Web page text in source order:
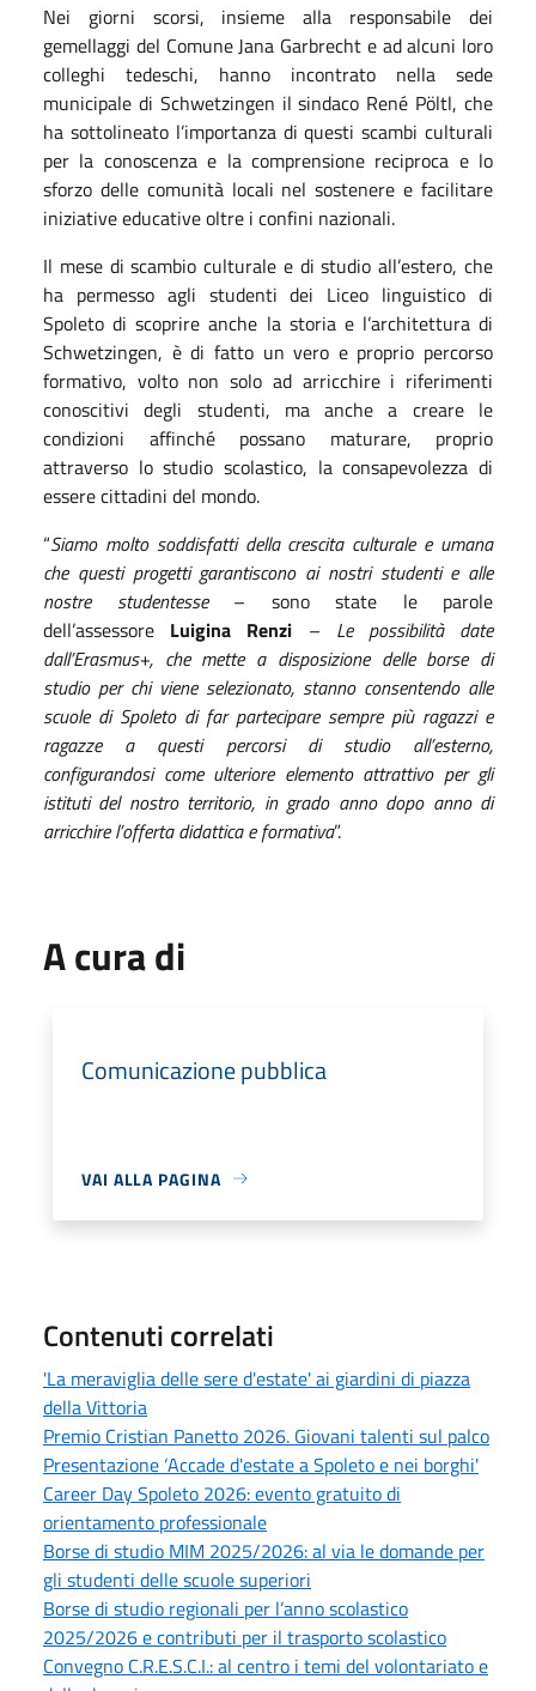
Nei giorni scorsi, insieme alla responsabile dei
gemellaggi del Comune Jana Garbrecht e ad alcuni loro
colleghi tedeschi, hanno incontrato nella sede
municipale di Schwetzingen il sindaco René Pöltl, che
ha sottolineato l’importanza di questi scambi culturali
per la conoscenza e la comprensione reciproca e lo
sforzo delle comunità locali nel sostenere e facilitare
iniziative educative oltre i confini nazionali.
Il mese di scambio culturale e di studio all’estero, che
ha permesso agli studenti dei Liceo linguistico di
Spoleto di scoprire anche la storia e l’architettura di
Schwetzingen, è di fatto un vero e proprio percorso
formativo, volto non solo ad arricchire i riferimenti
conoscitivi degli studenti, ma anche a creare le
condizioni affinché possano maturare, proprio
attraverso lo studio scolastico, la consapevolezza di
essere cittadini del mondo.
“Siamo molto soddisfatti della crescita culturale e umana
che questi progetti garantiscono ai nostri studenti e alle
nostre studentesse– sono state le parole
dell’assessore Luigina Renzi – Le possibilità date
dall’Erasmus+, che mette a disposizione delle borse di
studio per chi viene selezionato, stanno consentendo alle
scuole di Spoleto di far partecipare sempre più ragazzi e
ragazze a questi percorsi di studio all’esterno,
configurandosi come ulteriore elemento attrattivo per gli
istituti del nostro territorio, in grado anno dopo anno di
arricchire l’offerta didattica e formativa”.
A cura di
Comunicazione pubblica
VAI ALLA PAGINA
Contenuti correlati
'La meraviglia delle sere d'estate' ai giardini di piazza
della Vittoria
Premio Cristian Panetto 2026. Giovani talenti sul palco
Presentazione ‘Accade d'estate a Spoleto e nei borghi'
Career Day Spoleto 2026: evento gratuito di
orientamento professionale
Borse di studio MIM 2025/2026: al via le domande per
gli studenti delle scuole superiori
Borse di studio regionali per l’anno scolastico
2025/2026 e contributi per il trasporto scolastico
Convegno C.R.E.S.C.I.: al centro i temi del volontariato e